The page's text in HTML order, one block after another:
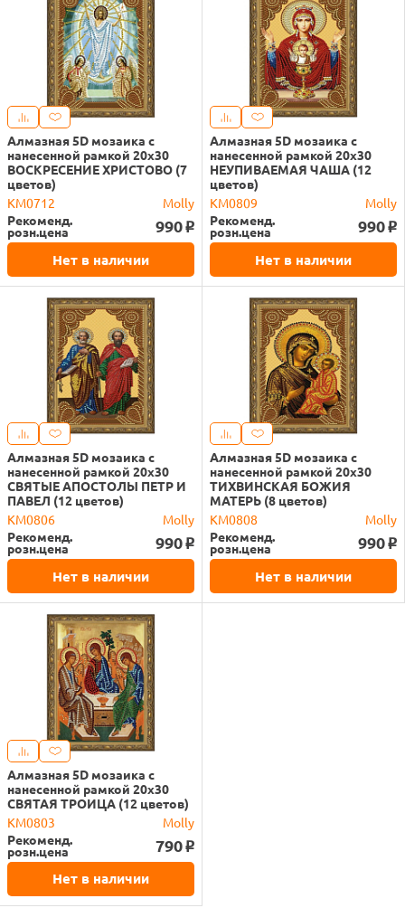
Алмазная 5D мозаика с
нанесенной рамкой 20х30
ВОСКРЕСЕНИЕ ХРИСТОВО (7
цветов)
KM0712
Molly
Рекоменд.
розн.цена 990 o
Нет в наличии
Алмазная 5D мозаика с
нанесенной рамкой 20х30
НЕУПИВАЕМАЯ ЧАША (12
цветов)
KM0809
Molly
Рекоменд.
розн.цена 990 o
Нет в наличии
Алмазная 5D мозаика с
нанесенной рамкой 20х30
СВЯТЫЕ АПОСТОЛЫ ПЕТР И
ПАВЕЛ (12 цветов)
KM0806
Molly
Рекоменд.
розн.цена 990 o
Нет в наличии
Алмазная 5D мозаика с
нанесенной рамкой 20х30
ТИХВИНСКАЯ БОЖИЯ
МАТЕРЬ (8 цветов)
KM0808
Molly
Рекоменд.
розн.цена 990 o
Нет в наличии
Алмазная 5D мозаика с
нанесенной рамкой 20х30
СВЯТАЯ ТРОИЦА (12 цветов)
KM0803
Molly
Рекоменд.
розн.цена 790 o
Нет в наличии